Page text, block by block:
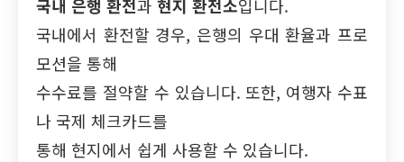
국내 은행 환전과 현지 환전소입니다.
국내에서 환전할 경우, 은행의 우대 환율과 프로
모션을 통해
수수료를 절약할 수 있습니다. 또한, 여행자 수표
나 국제 체크카드를
통해 현지에서 쉽게 사용할 수 있습니다.